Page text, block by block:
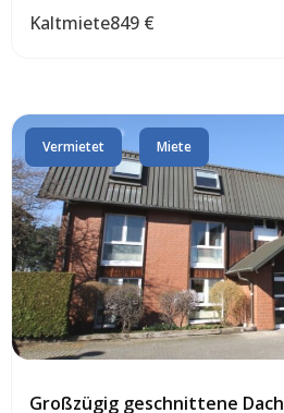
Kaltmiete849 €
Vermietet Miete
Großzügig geschnittene